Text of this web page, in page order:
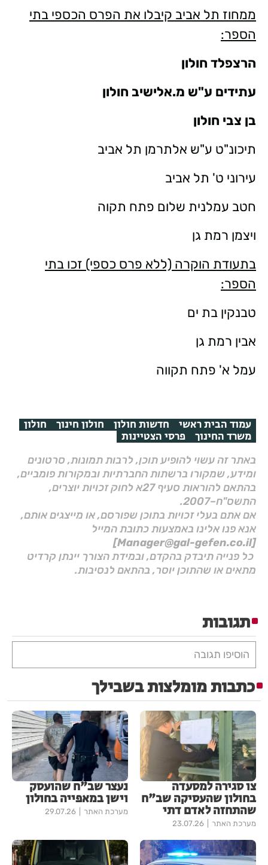
ממחוז תל אביב קיבלו את הפרס הכספי בתי
הספר:
הרצפלד חולון
עתידים ע"ש מ.אלישיב חולון
בן צבי חולון
תיכונ"ט ע"ש אלתרמן תל אביב
עירוני ט' תל אביב
חטב עמלנית שלום פתח תקוה
ויצמן רמת גן
בתעודת הוקרה (ללא פרס כספי) זכו בתי
הספר:
טבנקין בת ים
אבין רמת גן
עמל א' פתח תקווה
עמוד הבית ראשי חדשות חולון חולון חינוך חולון
משרד החינוך פרסי הצטיינות
באתר זה עשוי להופיע תוכן, לרבות תמונות, סרטונים
ומידע, שמקורו ברשתות החברתיות ובמקורות פומביים,
בהתאם להוראות סעיף 27א לחוק זכויות יוצרים,
התשס"ח–2007.
אם אתם בעלי זכויות בתוכן שפורסם, או מייצגים אותם,
אנא פנו אלינו באמצעות כתובת המייל
[Manager@gal-gefen.co.il]
כל פנייה תיבדק בהקדם, ובמידת הצורך יינתן קרדיט
מתאים או שהתוכן יוסר, בהתאם לנסיבות.
תגובות
הוסיפו תגובה
כתבות מומלצות בשבילך
צו סגירה למסעדה
בחולון שהעסיקה שב"ח
שהתחזה לאדם דתי
מערכת האתר 23.07.26
נעצר שב"ח שהועסק
וישן במאפייה בחולון
מערכת האתר 29.07.26